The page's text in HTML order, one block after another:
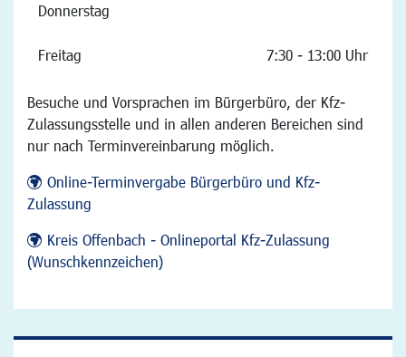
Donnerstag
Freitag 7:30 - 13:00 Uhr
Besuche und Vorsprachen im Bürgerbüro, der Kfz-
Zulassungsstelle und in allen anderen Bereichen sind
nur nach Terminvereinbarung möglich.
Online-Terminvergabe Bürgerbüro und Kfz-
Zulassung
Kreis Offenbach - Onlineportal Kfz-Zulassung
(Wunschkennzeichen)